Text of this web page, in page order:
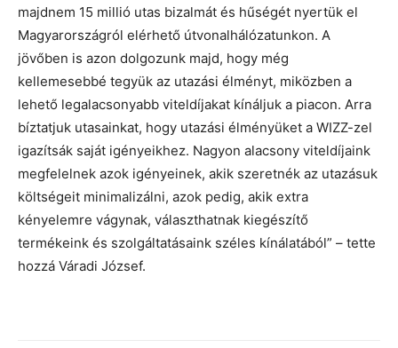
majdnem 15 millió utas bizalmát és hűségét nyertük el
Magyarországról elérhető útvonalhálózatunkon. A
jövőben is azon dolgozunk majd, hogy még
kellemesebbé tegyük az utazási élményt, miközben a
lehető legalacsonyabb viteldíjakat kínáljuk a piacon. Arra
bíztatjuk utasainkat, hogy utazási élményüket a WIZZ-zel
igazítsák saját igényeikhez. Nagyon alacsony viteldíjaink
megfelelnek azok igényeinek, akik szeretnék az utazásuk
költségeit minimalizálni, azok pedig, akik extra
kényelemre vágynak, választhatnak kiegészítő
termékeink és szolgáltatásaink széles kínálatából” – tette
hozzá Váradi József.